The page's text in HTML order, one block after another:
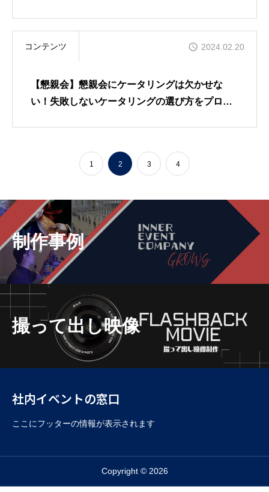
コンテンツ 2024.02.20
【懇親会】懇親会にケータリングは欠かせな
い！失敗しないケータリングの選び方をプロが
1 2 3 4
制作事例
撮って出し映像
社内イベントの窓口
ここにフッターの情報が表示されます
Copyright © 2026